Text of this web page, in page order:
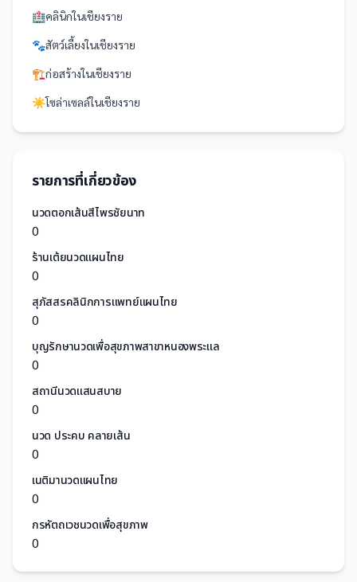
🏥คลินิกในเชียงราย
🐾สัตว์เลี้ยงในเชียงราย
🏗️ก่อสร้างในเชียงราย
☀️โซล่าเซลล์ในเชียงราย
รายการที่เกี่ยวข้อง
นวดตอกเส้นสีไพรชัยนาท
0
ร้านเต้ยนวดแผนไทย
0
สุภัสสรคลินิกการแพทย์แผนไทย
0
บุญรักษานวดเพื่อสุขภาพสาขาหนองพระแล
0
สถานีนวดแสนสบาย
0
นวด ประคบ คลายเส้น
0
เนติมานวดแผนไทย
0
กรหัตถเวชนวดเพื่อสุขภาพ
0